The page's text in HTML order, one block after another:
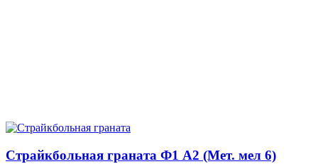
Страйкбольная граната Ф1 А2 (Мет. мел 6)